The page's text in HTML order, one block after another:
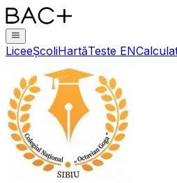
LiceeȘcoliHartăTeste EN